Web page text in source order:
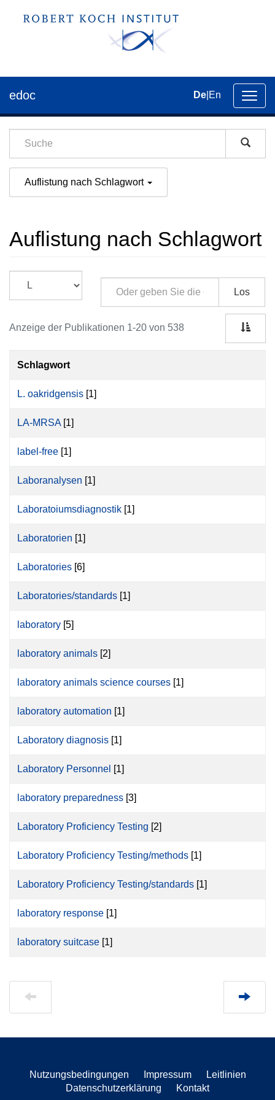
der
edoc De En
Auflistung nach Schlagwort
Auflistung nach Schlagwort
Los
Anzeige der Publikationen 1-20 von 538
Schlagwort
L. oakridgensis [1]
LA-MRSA[1]
label-free [1]
Laboranalysen [1]
Laboratoiumsdiagnostik [1]
Laboratorien [1]
Laboratories [6]
Laboratories/standards [1]
laboratory [5]
laboratory animals [2]
laboratory animals science courses [1]
laboratory automation [1]
Laboratory diagnosis [1]
Laboratory Personnel [1]
laboratory preparedness [3]
Laboratory Proficiency Testing [2]
Laboratory Proficiency Testing/methods [1]
Laboratory Proficiency Testing/standards [1]
laboratory response [1]
laboratory suitcase [1]
Nutzungsbedingungen Impressum
Leitlinien
Datenschutzerklärung
Kontakt